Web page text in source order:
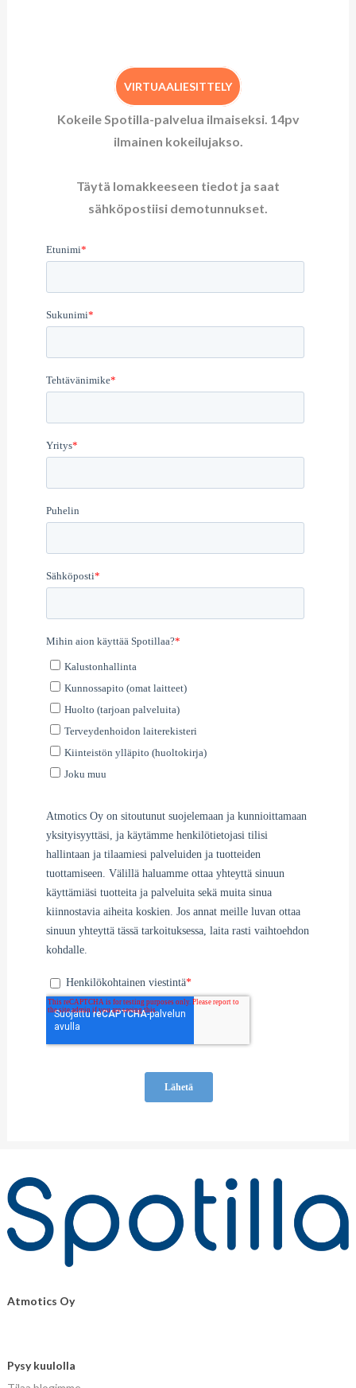
VIRTUAALIESITTELY
Kokeile Spotilla-palvelua ilmaiseksi. 14pv
ilmainen kokeilujakso.
Täytä lomakkeeseen tiedot ja saat
sähköpostiisi demotunnukset.
Atmotics Oy
Pysy kuulolla